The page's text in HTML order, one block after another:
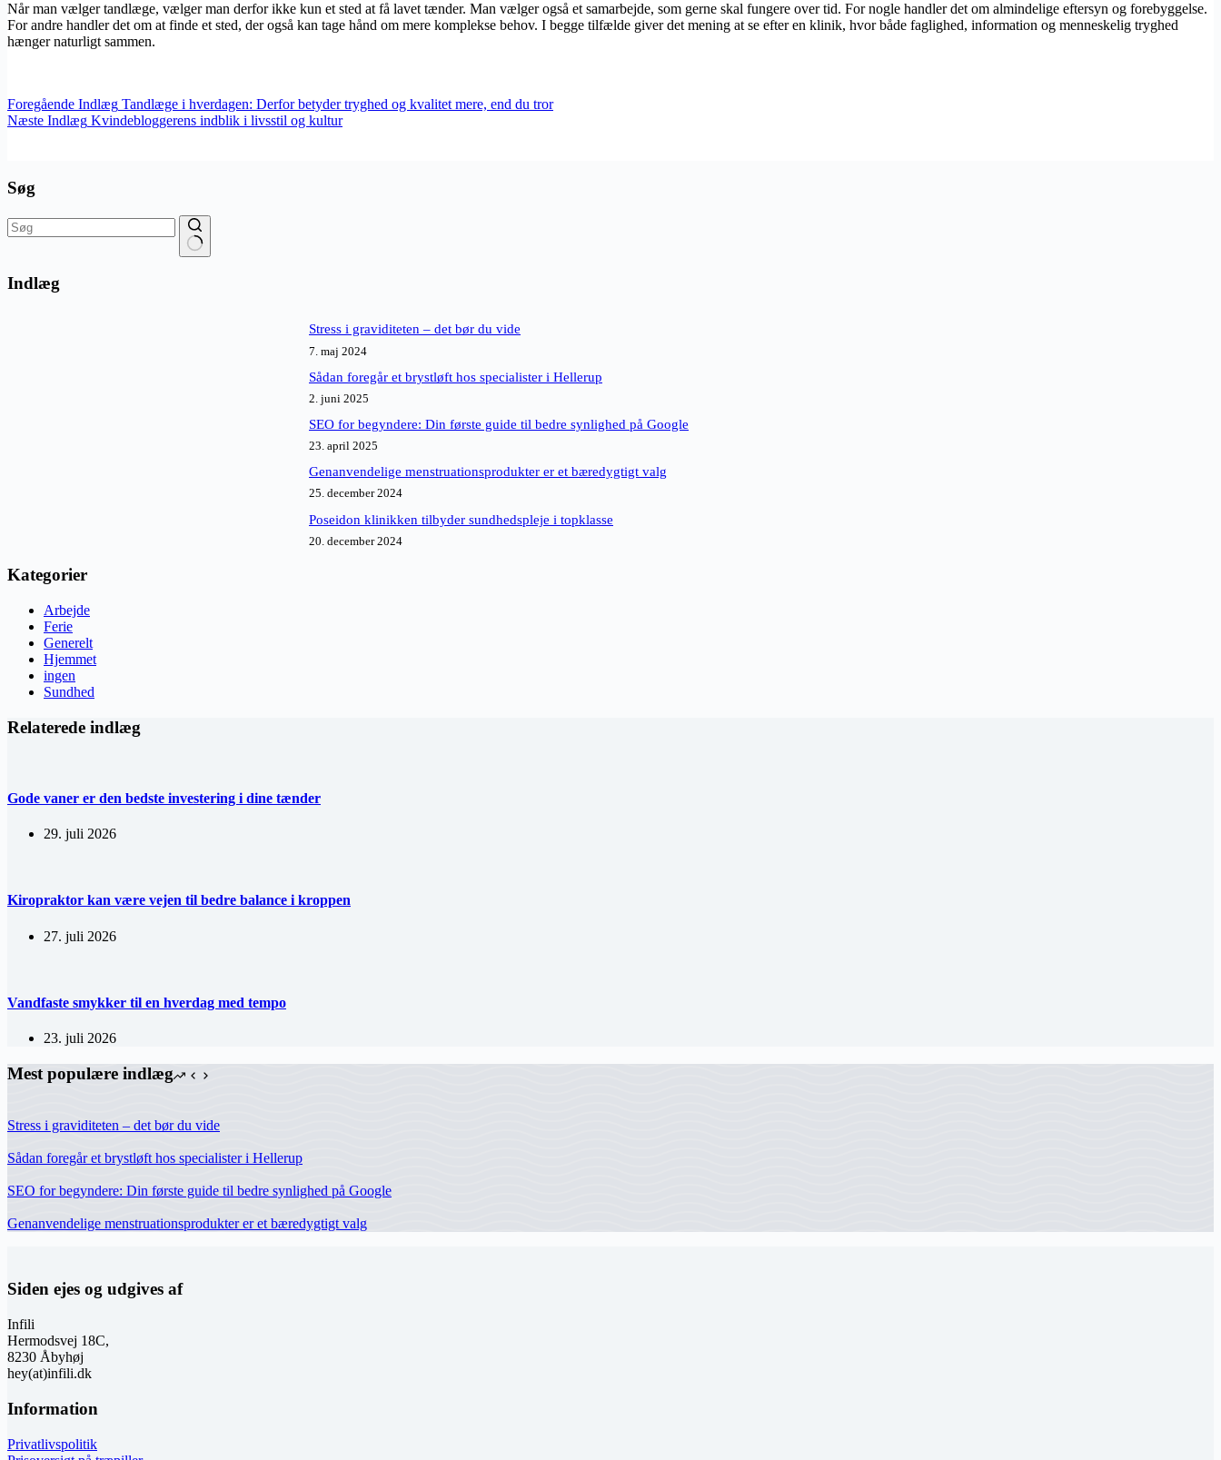
Når man vælger tandlæge, vælger man derfor ikke kun et sted at få lavet tænder. Man vælger også et samarbejde, som gerne skal fungere over tid. For nogle handler det om almindelige eftersyn og forebyggelse.
For andre handler det om at finde et sted, der også kan tage hånd om mere komplekse behov. I begge tilfælde giver det mening at se efter en klinik, hvor både faglighed, information og menneskelig tryghed
hænger naturligt sammen.
Foregående Indlæg Tandlæge i hverdagen: Derfor betyder tryghed og kvalitet mere, end du tror
Næste Indlæg Kvindebloggerens indblik i livsstil og kultur
Søg
resultater
Indlæg
Stress i graviditeten – det bør du vide
7. maj 2024
Sådan foregår et brystløft hos specialister i Hellerup
2. juni 2025
SEO for begyndere: Din første guide til bedre synlighed på Google
23. april 2025
Genanvendelige menstruationsprodukter er et bæredygtigt valg
25. december 2024
Poseidon klinikken tilbyder sundhedspleje i topklasse
20. december 2024
Kategorier
Arbejde
Ferie
Generelt
Hjemmet
ingen
Sundhed
Relaterede indlæg
Gode vaner er den bedste investering i dine tænder
29. juli 2026
Kiropraktor kan være vejen til bedre balance i kroppen
27. juli 2026
Vandfaste smykker til en hverdag med tempo
23. juli 2026
Mest populære indlæg
Stress i graviditeten – det bør du vide
Sådan foregår et brystløft hos specialister i Hellerup
SEO for begyndere: Din første guide til bedre synlighed på Google
Genanvendelige menstruationsprodukter er et bæredygtigt valg
Siden ejes og udgives af
Infili
Hermodsvej 18C,
8230 Åbyhøj
hey(at)infili.dk
Information
Privatlivspolitik